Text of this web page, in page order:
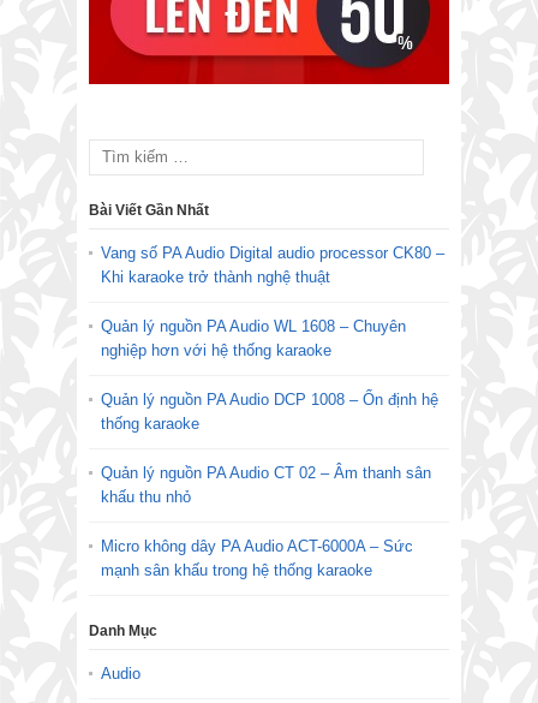
Bài Viết Gần Nhất
Vang số PA Audio Digital audio processor CK80 –
Khi karaoke trở thành nghệ thuật
Quản lý nguồn PA Audio WL 1608 – Chuyên
nghiệp hơn với hệ thống karaoke
Quản lý nguồn PA Audio DCP 1008 – Ổn định hệ
thống karaoke
Quản lý nguồn PA Audio CT 02 – Âm thanh sân
khấu thu nhỏ
Micro không dây PA Audio ACT-6000A – Sức
mạnh sân khấu trong hệ thống karaoke
Danh Mục
Audio